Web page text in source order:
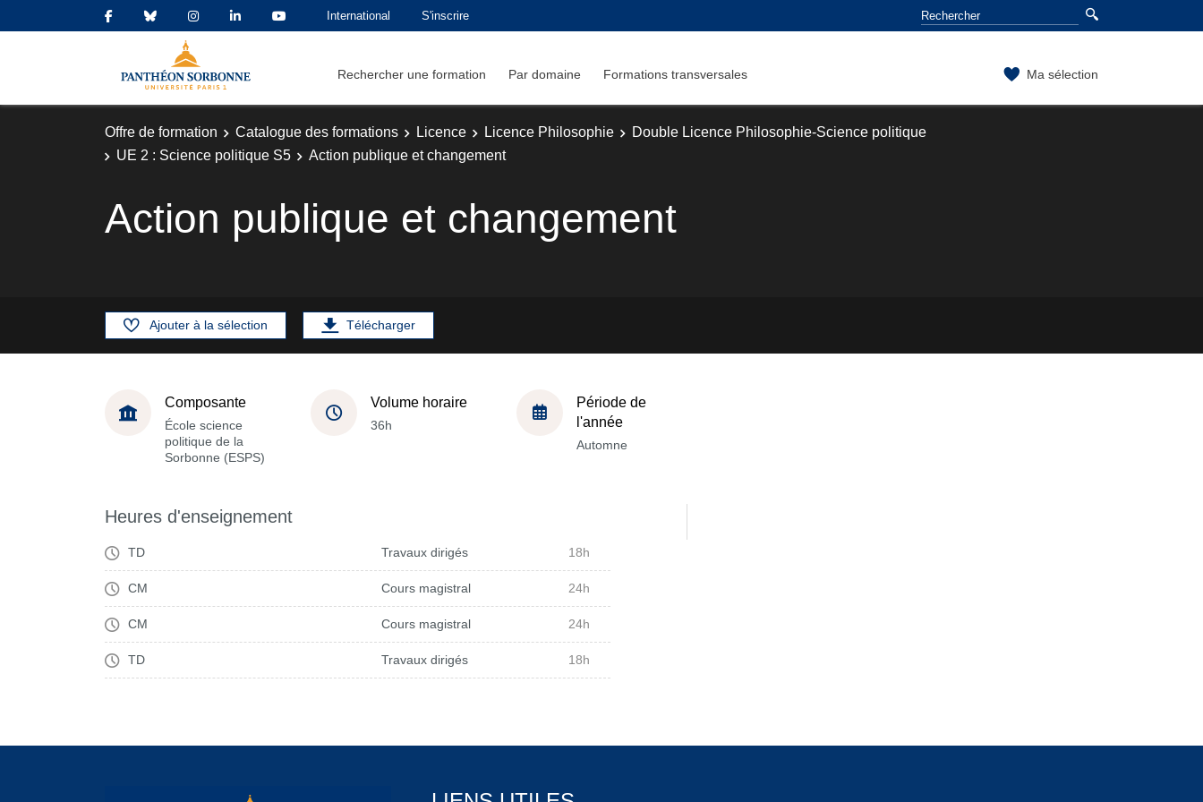
International S'inscrire
Rechercher une formation Par domaine Formations transversales Ma sélection
Offre de formation Catalogue des formations Licence Licence Philosophie
Double Licence Philosophie-Science politique
UE 2 : Science politique S5
Action publique et changement
Action publique et changement
Ajouter à la sélection Télécharger
Composante
École science
politique de la
Sorbonne (ESPS)
Volume horaire
36h
Période de
l'année
Automne
Heures d'enseignement
TD Travaux dirigés 18h
CM Cours magistral 24h
CM Cours magistral 24h
TD Travaux dirigés 18h